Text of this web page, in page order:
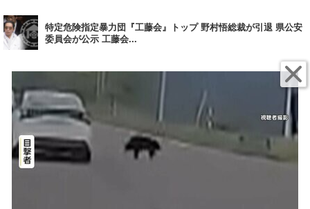
特定危険指定暴力団『工藤会』トップ 野村悟総裁が引退 県公安
委員会が公示 工藤会...